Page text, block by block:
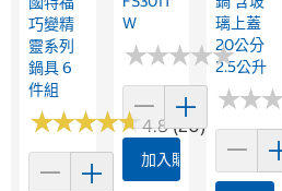
巧變精
靈系列
鍋具 6
件組
★★★★★
★★★★★4.8 (20)
W
★★★★★
★★★★★
加入購物車
璃上蓋
20公分
2.5公升
★★
★★